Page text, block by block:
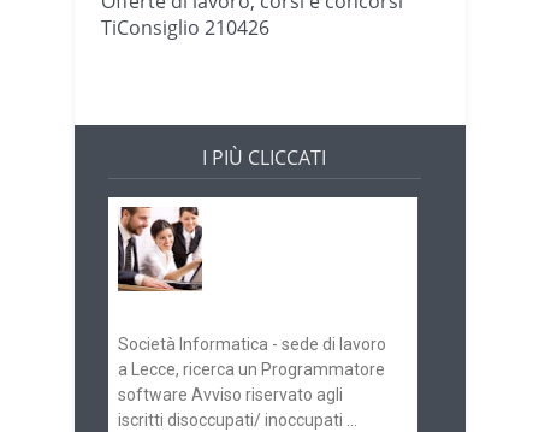
TiConsiglio 210426
I PIÙ CLICCATI
Società Informatica - sede di lavoro
a Lecce, ricerca un Programmatore
software Avviso riservato agli
iscritti disoccupati/ inoccupati ...